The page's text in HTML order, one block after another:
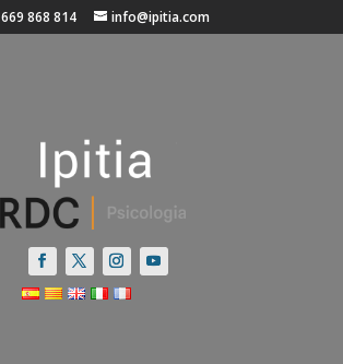
669 868 814 info@ipitia.com